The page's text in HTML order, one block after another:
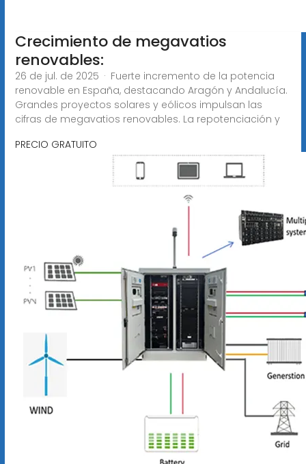
Crecimiento de megavatios
renovables:
26 de jul. de 2025 · Fuerte incremento de la potencia
renovable en España, destacando Aragón y Andalucía.
Grandes proyectos solares y eólicos impulsan las
cifras de megavatios renovables. La repotenciación y
PRECIO GRATUITO